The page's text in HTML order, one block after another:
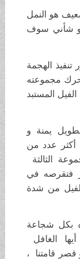
هو النمل
شأني سوف
الهجمة
مجموعته
المستبد
يمنة و
عدد من
الثالثة
في
من شدة
شجاعة
الغافل
قامتنا ،